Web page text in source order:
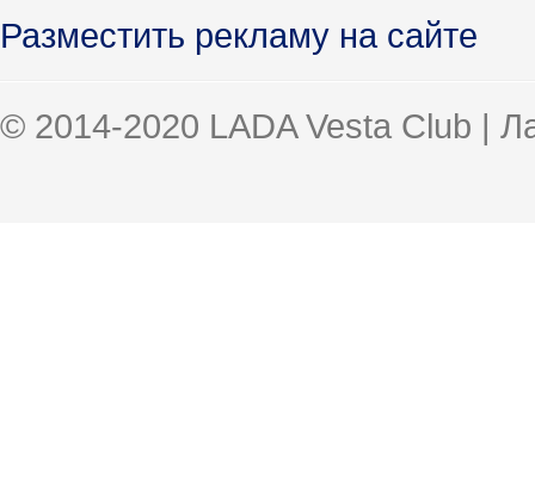
Разместить рекламу на сайте
© 2014-2020 LADA Vesta Club |